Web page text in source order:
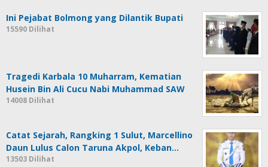
Ini Pejabat Bolmong yang Dilantik Bupati
15590 Dilihat
Tragedi Karbala 10 Muharram, Kematian
Husein Bin Ali Cucu Nabi Muhammad SAW
14008 Dilihat
Catat Sejarah, Rangking 1 Sulut, Marcellino
Daun Lulus Calon Taruna Akpol, Keban…
13503 Dilihat